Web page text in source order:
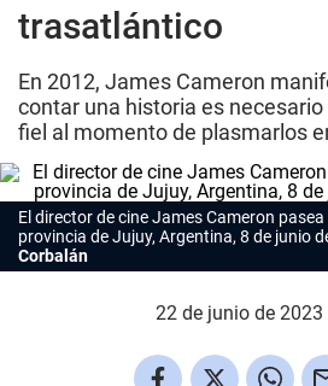
trasatlántico
En 2012, James Cameron
contar una historia es
fiel al momento de plasmarlos
El director de cineJames Cameron
provincia de Jujuy, Argentina, 8 de junio
Corbalán
22 de junio de 2023